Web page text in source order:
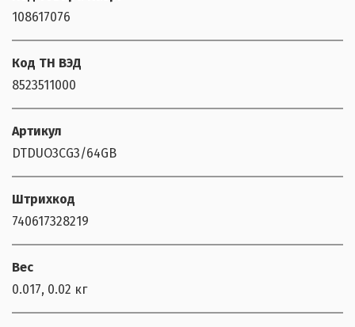
108617076
Код ТН ВЭД
8523511000
Артикул
DTDUO3CG3/64GB
Штрихкод
740617328219
Вес
0.017, 0.02 кг